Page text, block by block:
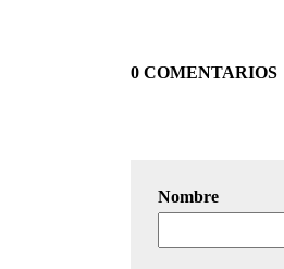
0 COMENTARIOS
Nombre